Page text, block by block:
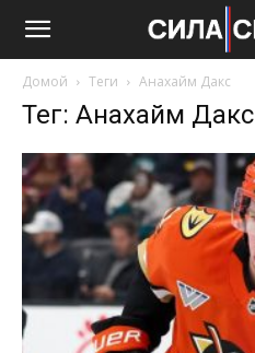
Домой Теги Анахайм Дакс
Тег: Анахайм Дакс